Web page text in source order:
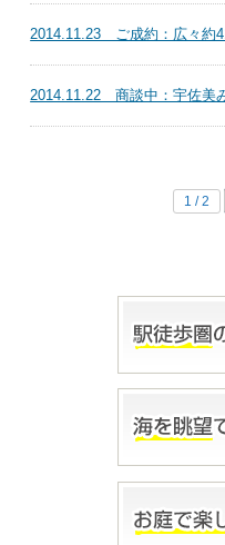
2014.11.23 ご成約：広々約
2014.11.22 商談中：宇佐美
1 / 2